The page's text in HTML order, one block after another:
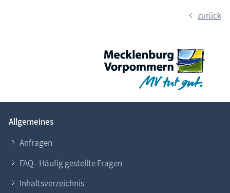
zurück
Allgemeines
Anfragen
FAQ - Häufig gestellte Fragen
Inhaltsverzeichnis